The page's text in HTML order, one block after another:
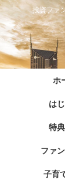
投資ファ
ホ
は
特
ファ
子育